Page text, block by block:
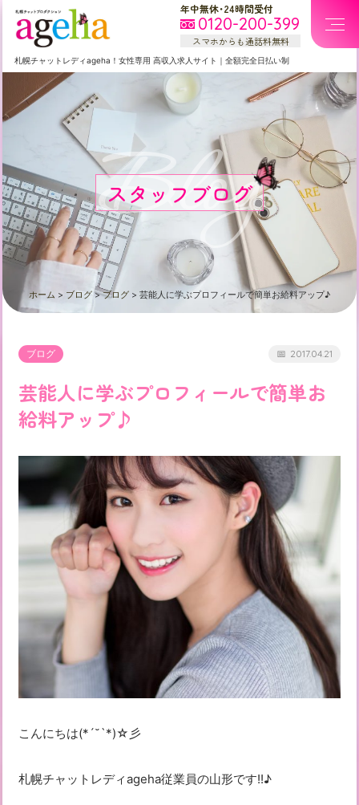
年中無休・24時間受付
0120-200-399
スマホからも通話料無料
札幌チャットレディageha！女性専用 高収入求人サイト ｜ 全額完全日払い制
スタッフブログ
Blog
ホーム > ブログ>ブログ > 芸能人に学ぶプロフィールで簡単お給料アップ♪
ブログ 2017.04.21
芸能人に学ぶプロフィールで簡単お
給料アップ♪
こんにちは(*´˘`*)☆彡
札幌チャットレディageha従業員の山形です!!♪